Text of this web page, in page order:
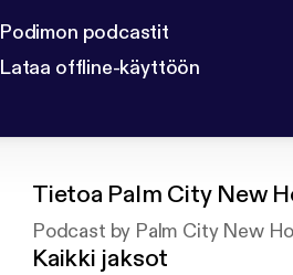
Podimon podcastit
Lataa offline-käyttöön
Tietoa Palm City New
Podcast by Palm City New
Kaikki jaksot